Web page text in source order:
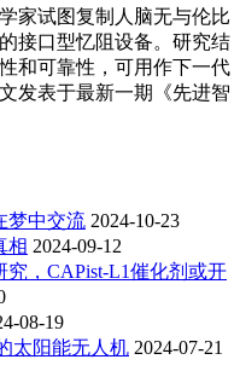
家试图复制人脑无与伦比
接口型忆阻设备。研究结
和可靠性，可用作下一代
发表于最新一期《先进智
梦中交流 2024-10-23
相 2024-09-12
，CAPist-L1催化剂或开
08-19
太阳能无人机 2024-07-21